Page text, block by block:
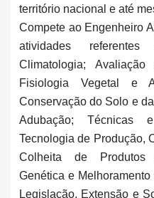
território nacional e até
Compete ao Engenheiro
atividades
Climatologia;
Fisiologia Vegetal e
Conservação do Solo e
Adubação; Técnicas
Tecnologia de Produção,
Colheita de Produtos
Genética e
Legislação, Extensão e